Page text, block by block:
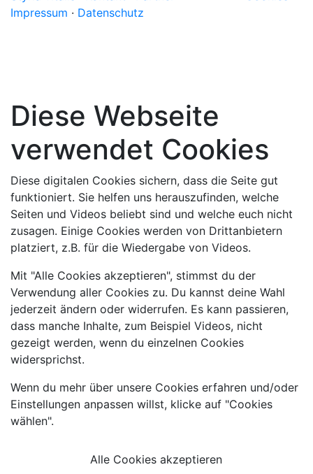
Impressum · Datenschutz
Diese Webseite
verwendet Cookies
Diese digitalen Cookies sichern, dass die Seite gut
funktioniert. Sie helfen uns herauszufinden, welche
Seiten und Videos beliebt sind und welche euch nicht
zusagen. Einige Cookies werden von Drittanbietern
platziert, z.B. für die Wiedergabe von Videos.
Mit "Alle Cookies akzeptieren", stimmst du der
Verwendung aller Cookies zu. Du kannst deine Wahl
jederzeit ändern oder widerrufen. Es kann passieren,
dass manche Inhalte, zum Beispiel Videos, nicht
gezeigt werden, wenn du einzelnen Cookies
widersprichst.
Wenn du mehr über unsere Cookies erfahren und/oder
Einstellungen anpassen willst, klicke auf "Cookies
wählen".
Alle Cookies akzeptieren